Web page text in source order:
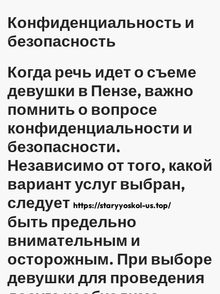
Конфиденциальность и
безопасность
Когда речь идет о съеме
девушки в Пензе, важно
помнить о вопросе
конфиденциальности и
безопасности.
Независимо от того, какой
вариант услуг выбран,
следует https://staryyoskol-us.top/
быть предельно
внимательным и
осторожным. При выборе
девушки для проведения